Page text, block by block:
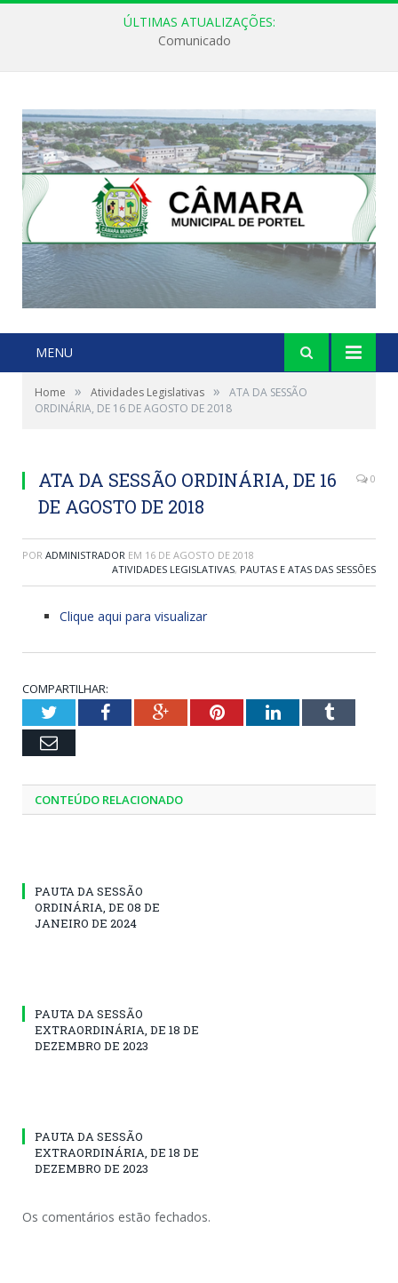
ÚLTIMAS ATUALIZAÇÕES:
Comunicado
MENU
Home » Atividades Legislativas »
ATA DA SESSÃO
ORDINÁRIA, DE 16 DE AGOSTO DE 2018
ATA DA SESSÃO ORDINÁRIA, DE 16
DE AGOSTO DE 2018
0
POR ADMINISTRADOR EM 16 DE AGOSTO DE 2018
ATIVIDADES LEGISLATIVAS, PAUTAS E ATAS DAS SESSÕES
Clique aqui para visualizar
COMPARTILHAR:
TwitterFacebookGoogle+PinterestLinkedInTumblr
Email
CONTEÚDO RELACIONADO
PAUTA DA SESSÃO
ORDINÁRIA, DE 08 DE
JANEIRO DE 2024
PAUTA DA SESSÃO
EXTRAORDINÁRIA, DE 18 DE
DEZEMBRO DE 2023
PAUTA DA SESSÃO
EXTRAORDINÁRIA, DE 18 DE
DEZEMBRO DE 2023
Os comentários estão fechados.